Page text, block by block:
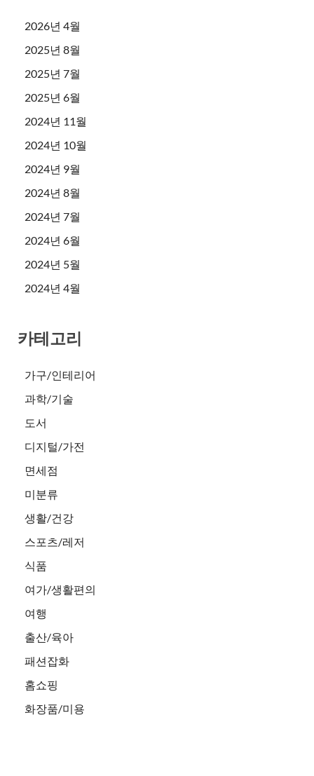
2026년 4월
2025년 8월
2025년 7월
2025년 6월
2024년 11월
2024년 10월
2024년 9월
2024년 8월
2024년 7월
2024년 6월
2024년 5월
2024년 4월
카테고리
가구/인테리어
과학/기술
도서
디지털/가전
면세점
미분류
생활/건강
스포츠/레저
식품
여가/생활편의
여행
출산/육아
패션잡화
홈쇼핑
화장품/미용